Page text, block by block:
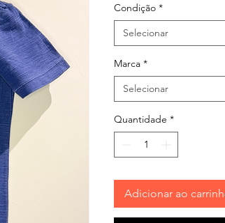
Condição *
Selecionar
Marca *
Selecionar
Quantidade *
Adicionar ao